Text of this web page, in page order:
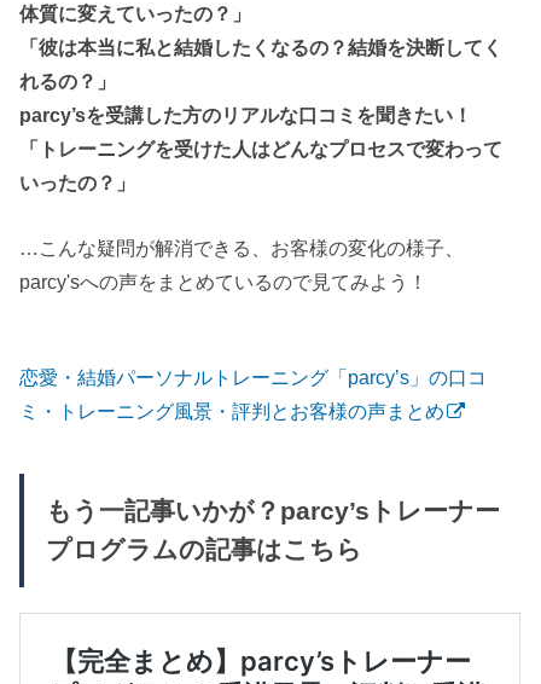
体質に変えていったの？」
「彼は本当に私と結婚したくなるの？結婚を決断してく
れるの？」
parcy’sを受講した方のリアルな口コミを聞きたい！
「トレーニングを受けた人はどんなプロセスで変わって
いったの？」
…こんな疑問が解消できる、お客様の変化の様子、
parcy'sへの声をまとめているので見てみよう！
恋愛・結婚パーソナルトレーニング「parcy’s」の口コ
ミ・トレーニング風景・評判とお客様の声まとめ
もう一記事いかが？parcy’sトレーナー
プログラムの記事はこちら